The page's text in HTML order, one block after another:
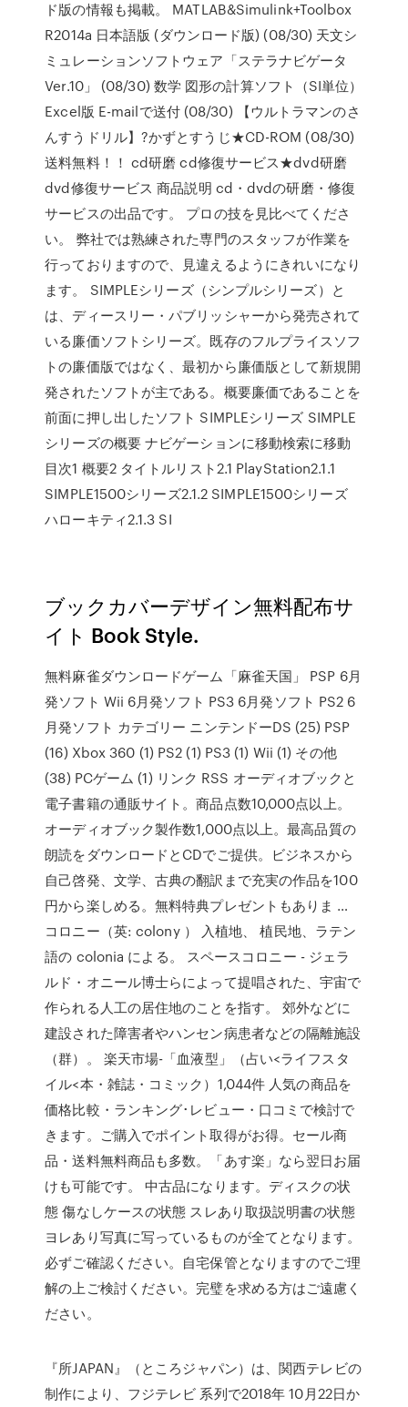
ド版の情報も掲載。 MATLAB&Simulink+Toolbox
R2014a 日本語版 (ダウンロード版) (08/30) 天文シ
ミュレーションソフトウェア「ステラナビゲータ
Ver.10」 (08/30) 数学 図形の計算ソフト（SI単位）
Excel版 E-mailで送付 (08/30) 【ウルトラマンのさ
んすうドリル】?かずとすうじ★CD-ROM (08/30)
送料無料！！ cd研磨 cd修復サービス★dvd研磨
dvd修復サービス 商品説明 cd・dvdの研磨・修復
サービスの出品です。 プロの技を見比べてくださ
い。 弊社では熟練された専門のスタッフが作業を
行っておりますので、見違えるようにきれいになり
ます。 SIMPLEシリーズ（シンプルシリーズ）と
は、ディースリー・パブリッシャーから発売されて
いる廉価ソフトシリーズ。既存のフルプライスソフ
トの廉価版ではなく、最初から廉価版として新規開
発されたソフトが主である。概要廉価であることを
前面に押し出したソフト SIMPLEシリーズ SIMPLE
シリーズの概要 ナビゲーションに移動検索に移動
目次1 概要2 タイトルリスト2.1 PlayStation2.1.1
SIMPLE1500シリーズ2.1.2 SIMPLE1500シリーズ
ハローキティ2.1.3 SI
ブックカバーデザイン無料配布サ
イト Book Style.
無料麻雀ダウンロードゲーム「麻雀天国」 PSP 6月
発ソフト Wii 6月発ソフト PS3 6月発ソフト PS2 6
月発ソフト カテゴリー ニンテンドーDS (25) PSP
(16) Xbox 360 (1) PS2 (1) PS3 (1) Wii (1) その他
(38) PCゲーム (1) リンク RSS オーディオブックと
電子書籍の通販サイト。商品点数10,000点以上。
オーディオブック製作数1,000点以上。最高品質の
朗読をダウンロードとCDでご提供。ビジネスから
自己啓発、文学、古典の翻訳まで充実の作品を100
円から楽しめる。無料特典プレゼントもありま …
コロニー（英: colony ） 入植地、 植民地、ラテン
語の colonia による。 スペースコロニー - ジェラ
ルド・オニール博士らによって提唱された、宇宙で
作られる人工の居住地のことを指す。 郊外などに
建設された障害者やハンセン病患者などの隔離施設
（群）。 楽天市場-「血液型」（占い<ライフスタ
イル<本・雑誌・コミック）1,044件 人気の商品を
価格比較・ランキング･レビュー・口コミで検討で
きます。ご購入でポイント取得がお得。セール商
品・送料無料商品も多数。「あす楽」なら翌日お届
けも可能です。 中古品になります。ディスクの状
態 傷なしケースの状態 スレあり取扱説明書の状態
ヨレあり写真に写っているものが全てとなります。
必ずご確認ください。自宅保管となりますのでご理
解の上ご検討ください。完璧を求める方はご遠慮く
ださい。
『所JAPAN』（ところジャパン）は、関西テレビの
制作により、フジテレビ 系列で2018年 10月22日か